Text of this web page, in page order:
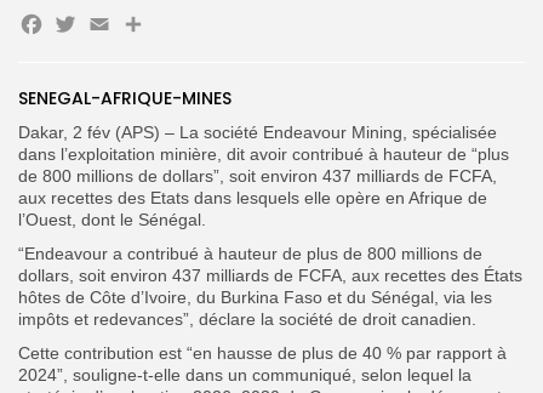
Search
Button
FR
SENEGAL-AFRIQUE-MINES
Dakar, 2 fév (APS) – La société Endeavour Mining, spécialisée
dans l’exploitation minière, dit avoir contribué à hauteur de “plus
de 800 millions de dollars”, soit environ 437 milliards de FCFA,
aux recettes des Etats dans lesquels elle opère en Afrique de
l’Ouest, dont le Sénégal.
“Endeavour a contribué à hauteur de plus de 800 millions de
dollars, soit environ 437 milliards de FCFA, aux recettes des États
hôtes de Côte d’Ivoire, du Burkina Faso et du Sénégal, via les
impôts et redevances”, déclare la société de droit canadien.
Cette contribution est “en hausse de plus de 40 % par rapport à
2024”, souligne-t-elle dans un communiqué, selon lequel la
Facebook
Twitter
EmailPartager